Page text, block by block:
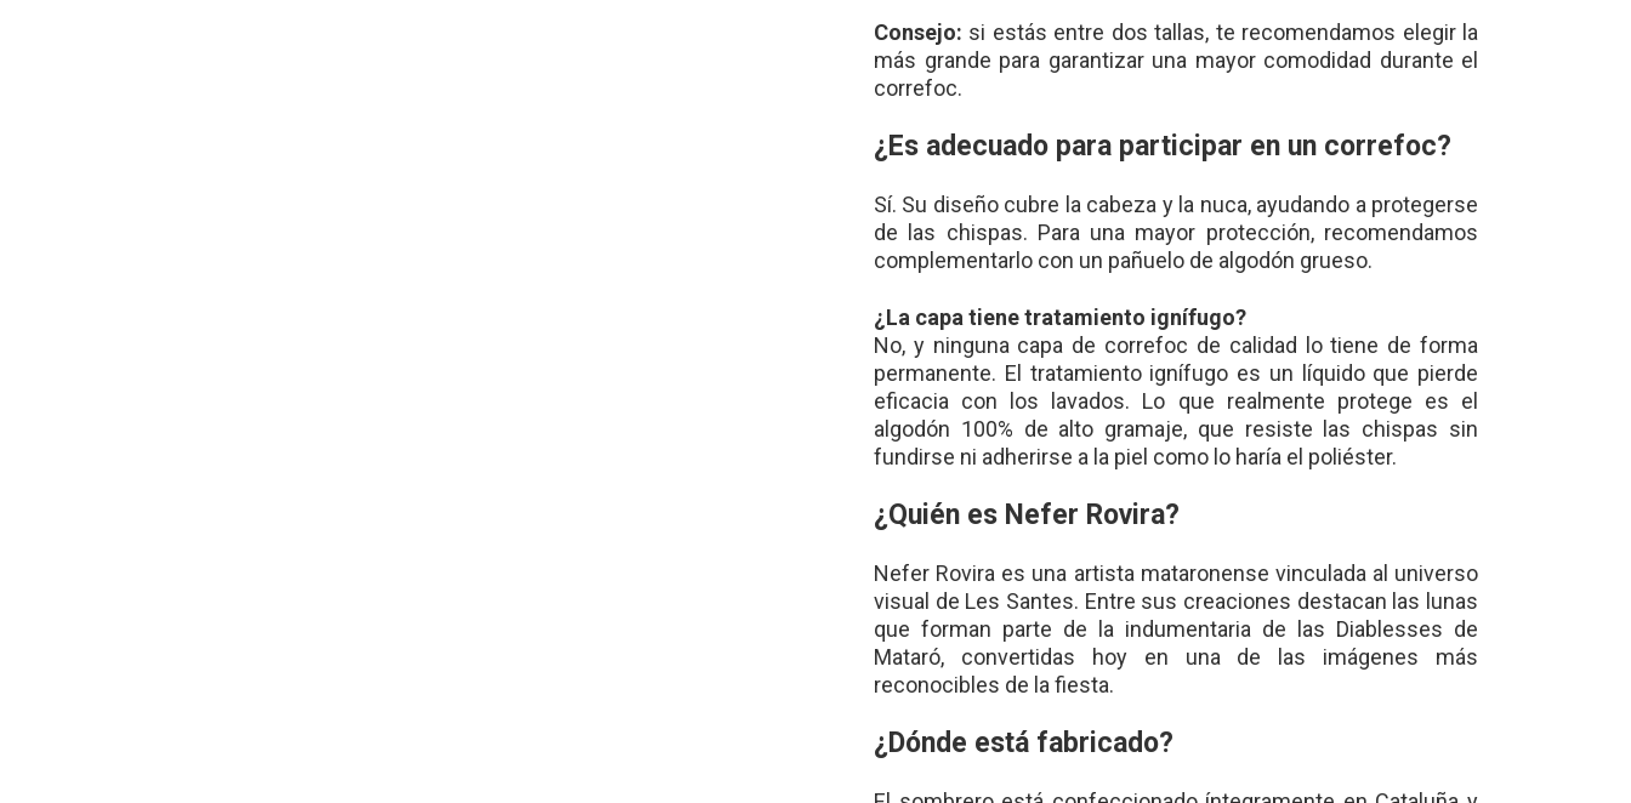
Consejo: si estás entre dos tallas, te recomendamos elegir la
más grande para garantizar una mayor comodidad durante el
correfoc.
¿Es adecuado para participar en un correfoc?
Sí. Su diseño cubre la cabeza y la nuca, ayudando a protegerse
de las chispas. Para una mayor protección, recomendamos
complementarlo con un pañuelo de algodón grueso.
¿La capa tiene tratamiento ignífugo?
No, y ninguna capa de correfoc de calidad lo tiene de forma
permanente. El tratamiento ignífugo es un líquido que pierde
eficacia con los lavados. Lo que realmente protege es el
algodón 100% de alto gramaje, que resiste las chispas sin
fundirse ni adherirse a la piel como lo haría el poliéster.
¿Quién es Nefer Rovira?
Nefer Rovira es una artista mataronense vinculada al universo
visual de Les Santes. Entre sus creaciones destacan las lunas
que forman parte de la indumentaria de las Diablesses de
Mataró, convertidas hoy en una de las imágenes más
reconocibles de la fiesta.
¿Dónde está fabricado?